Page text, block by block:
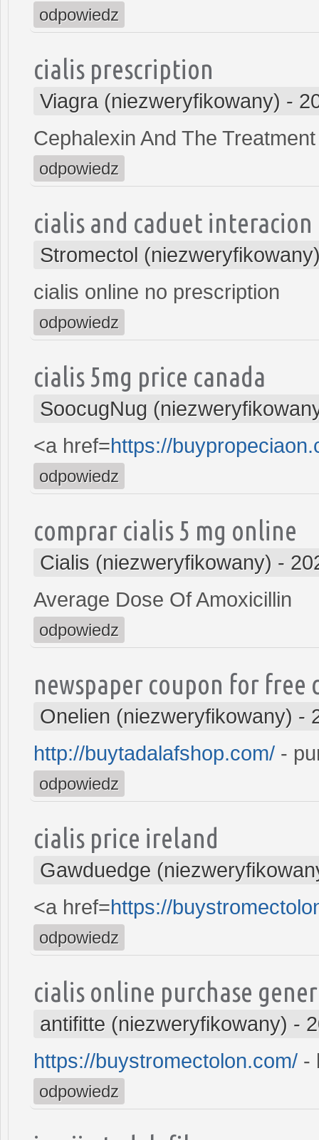
odpowiedz
cialis prescription
Viagra (niezweryfikowany) -
Cephalexin And The
odpowiedz
cialis and caduet interacion
Stromectol
cialis online no prescription
odpowiedz
cialis 5mg price canada
SoocugNug
<a href=https://
odpowiedz
comprar cialis 5 mg online
Cialis (niezweryfikowany) -
Average Dose Of Amoxicillin
odpowiedz
newspaper coupon for free
Onelien (niezweryfikowany) -
http://buytadalafshop.com/ -
odpowiedz
cialis price ireland
Gawduedge
<a href=https://
odpowiedz
cialis online purchase
antifitte (niezweryfikowany) -
https://buystromectolon.com/ -
odpowiedz